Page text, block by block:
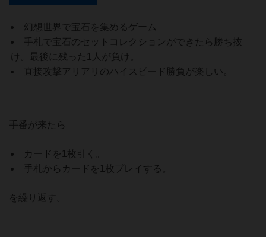
幻想世界で宝石を集めるゲーム
手札で宝石のセットコレクションができたら勝ち抜
け。最後に残った1人が負け。
直接攻撃アリアリのハイスピード勝負が楽しい。
手番が来たら
カードを1枚引く。
手札からカードを1枚プレイする。
を繰り返す。